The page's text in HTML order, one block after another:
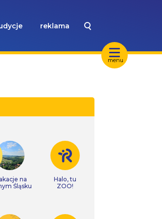
menu
reklama
na
Śląsku
Halo, tu
ZOO!